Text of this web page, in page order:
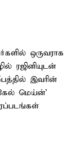
ஒருவராக
ரஜினியுடன்
இவரின்
கேல் மெய்ன்'